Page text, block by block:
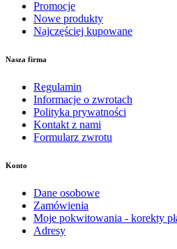
Promocje
Nowe produkty
Najczęściej kupowane
Nasza firma
Regulamin
Informacje o zwrotach
Polityka prywatności
Kontakt z nami
Formularz zwrotu
Konto
Dane osobowe
Zamówienia
Moje pokwitowania - korekty
Adresy